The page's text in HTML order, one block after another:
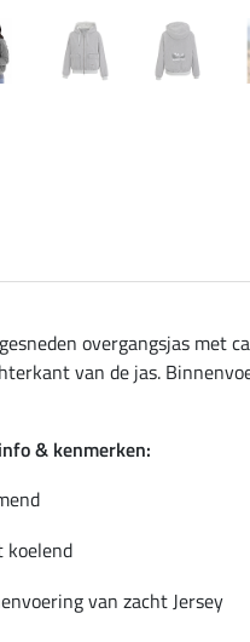
overgangsjas met
van de jas.
& kenmerken:
koelend
van zacht Jersey